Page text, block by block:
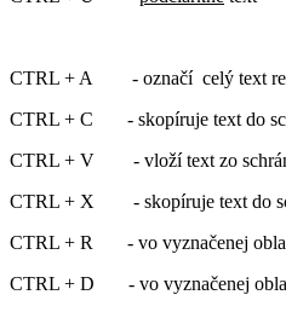
CTRL + A - označí celý text
CTRL + C - skopíruje text do
CTRL + V - vloží text zo
CTRL + X - skopíruje text do
CTRL + R - vo vyznačenej
CTRL + D - vo vyznačenej